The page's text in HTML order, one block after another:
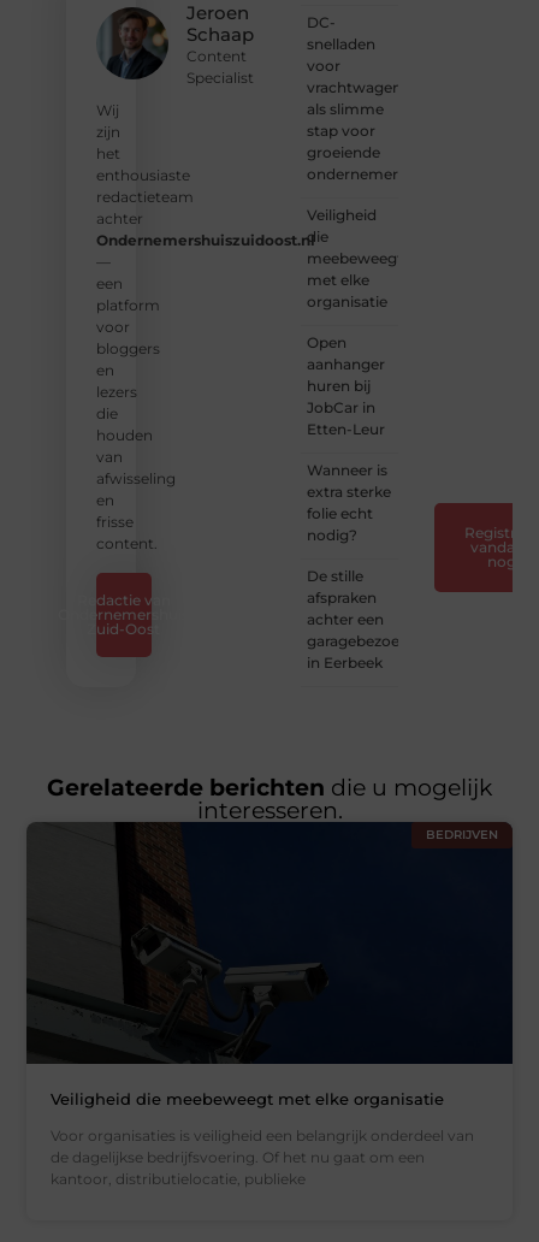
Jeroen
Schaap
Content
Specialist
Wij
zijn
het
enthousiaste
redactieteam
achter
Ondernemershuiszuidoost.nl
—
een
platform
voor
bloggers
en
lezers
die
houden
van
afwisseling
en
frisse
content.
Redactie van
Ondernemershuis
Zuid-Oost
DC-
snelladen
voor
vrachtwagens
als slimme
stap voor
groeiende
ondernemers
Veiligheid
die
meebeweegt
met elke
organisatie
Open
aanhanger
huren bij
JobCar in
Etten-Leur
Wanneer is
extra sterke
folie echt
nodig?
De stille
afspraken
achter een
garagebezoek
in Eerbeek
Registreer
vandaag
nog
Gerelateerde berichten die u mogelijk
interesseren.
BEDRIJVEN
Veiligheid die meebeweegt met elke organisatie
Voor organisaties is veiligheid een belangrijk onderdeel van
de dagelijkse bedrijfsvoering. Of het nu gaat om een
kantoor, distributielocatie, publieke